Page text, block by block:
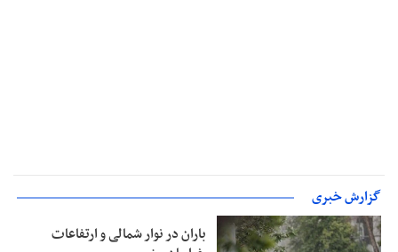
گزارش خبری
باران در نوار شمالی و ارتفاعات